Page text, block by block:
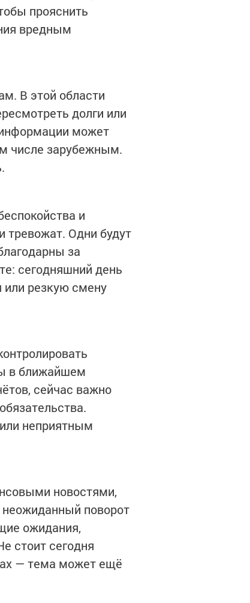
прояснить
вредным
В этой области
долги или
может
числе зарубежным.
и
тревожат. Одни будут
за
сегодняшний день
резкую смену
в ближайшем
сейчас важно
неприятным
новостями,
поворот
ожидания,
стоит сегодня
— тема может ещё